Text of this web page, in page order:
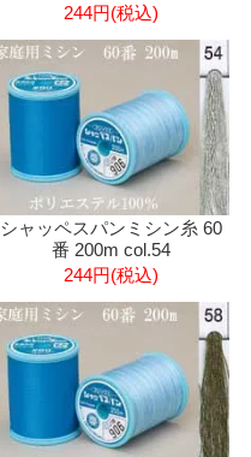
244円(税込)
シャッペスパンミシン糸 60
番 200m col.54
244円(税込)